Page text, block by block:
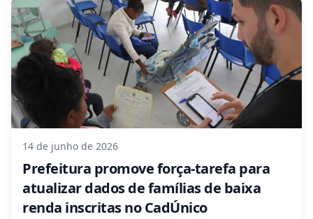
14 de junho de 2026
Prefeitura promove força-tarefa para
atualizar dados de famílias de baixa
renda inscritas no CadÚnico